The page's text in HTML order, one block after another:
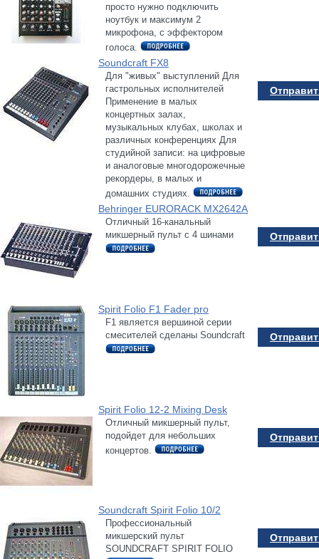
просто нужно подключить
ноутбук и максимум 2
микрофона, с эффектором
голоса.
Soundcraft FX8
Для "живых" выступлений Для
гастрольных исполнителей
Применение в малых
концертных залах,
музыкальных клубах, школах и
различных конференциях Для
студийной записи: на цифровые
и аналоговые многодорожечные
рекордеры, в малых и
домашних студиях.
Behringer EURORACK MX2642A
Отличный 16-канальный
микшерный пульт с 4 шинами
Spirit Folio F1 Fader pro
F1 является вершиной серии
смесителей сделаны Soundcraft
Spirit Folio 12-2 Mixing Desk
Отличный микшерный пульт,
подойдет для небольших
концертов.
Soundcraft Spirit Folio 10/2
Профессиональный
микшерский пульт
SOUNDCRAFT SPIRIT FOLIO